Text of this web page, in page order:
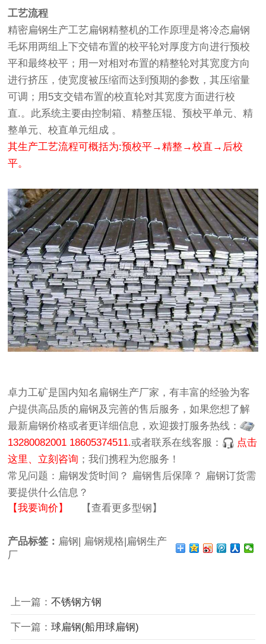
工艺流程
精密扁钢生产工艺扁钢精整机的工作原理是将冷态扁钢
毛坏用两组上下交错布置的校平轮对厚度方向进行预校
平和最终校平；用一对相对布置的精整轮对其宽度方向
进行挤压，使宽度被压缩而达到预期的参数，其压缩量
可调；用5支交错布置的校直轮对其宽度方面进行校
直.。此系统主要由控制箱、精整压辊、预校平单元、精
整单元、校直单元组成 。
其生产工艺流程可概括为:预校平→精整→校直→后校
平。
卓力工矿是国内知名 扁钢生产厂家 ，有丰富的经验为客
户提供高品质的扁钢及完善的售后服务，如果您想了解
最新扁钢价格或者更详细信息，欢迎拨打服务热线：
13280082001 18605374511.或者联系在线客服：
点击
这里、立刻咨询 ；我们携程为您服务！
常见问题： 扁钢发货时间？ 扁钢售后保障？ 扁钢订货需
要提供什么信息？
【我要询价】
【查看更多型钢】
产品标签： 扁钢| 扁钢规格|扁钢生产
厂
上一篇： 不锈钢方钢
下一篇： 球扁钢(船用球扁钢)